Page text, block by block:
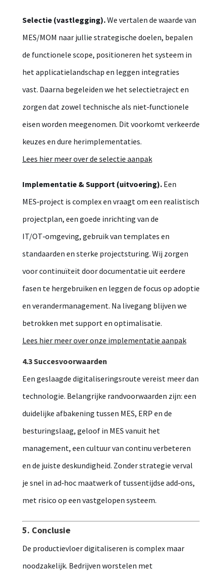
Selectie (vastlegging).We vertalen de waarde van
MES/MOM naar jullie strategische doelen, bepalen
de functionele scope, positioneren het systeem in
het applicatielandschap en leggen integraties
vast. Daarna begeleiden we het selectietraject en
zorgen dat zowel technische als niet‑functionele
eisen worden meegenomen. Dit voorkomt verkeerde
keuzes en dure herimplementaties.
Lees hier meer over de selectie aanpak
Implementatie & Support (uitvoering).Een
MES‑project is complex en vraagt om een realistisch
projectplan, een goede inrichting van de
IT/OT‑omgeving, gebruik van templates en
standaarden en sterke projectsturing. Wij zorgen
voor continuïteit door documentatie uit eerdere
fasen te hergebruiken en leggen de focus op adoptie
en verandermanagement. Na livegang blijven we
betrokken met support en optimalisatie.
Lees hier meer over onze implementatie aanpak
4.3 Succesvoorwaarden
Een geslaagde digitaliseringsroute vereist meer dan
technologie. Belangrijke randvoorwaarden zijn: een
duidelijke afbakening tussen MES, ERP en de
besturingslaag, geloof in MES vanuit het
management, een cultuur van continu verbeteren
en de juiste deskundigheid. Zonder strategie verval
je snel in ad‑hoc maatwerk of tussentijdse add‑ons,
met risico op een vastgelopen systeem.
5. Conclusie
De productievloer digitaliseren is complex maar
noodzakelijk. Bedrijven worstelen met